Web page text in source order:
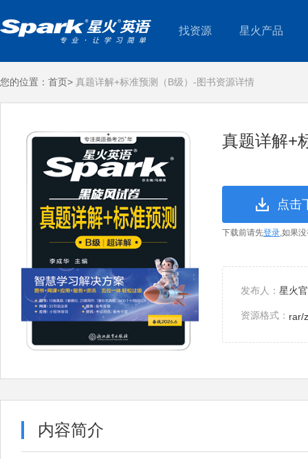
找资源 星火产品
您的位置： 首页> 真题详解+标准预测（B级）-图书资源详情
真题详解+
点击
下载前请先登录,如果
发布人： 星火
资源格式： rar/
内容简介